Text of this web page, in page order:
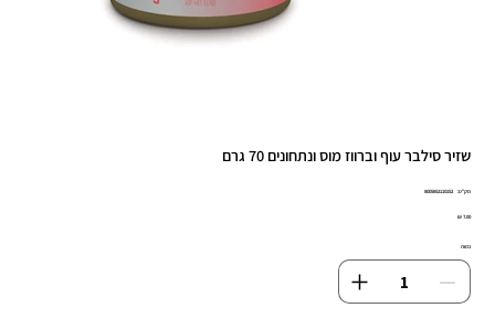
שזיר סילבר עוף וברווז מוס ונתחונים 70 גרם
מק"ט:
מק"ט
8005852110152
מחיר
‏7.00 ‏₪
כמות